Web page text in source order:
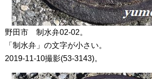
野田市 制水弁02-02。
「制水弁」の文字が小さい。
2019-11-10撮影(53-3143)。